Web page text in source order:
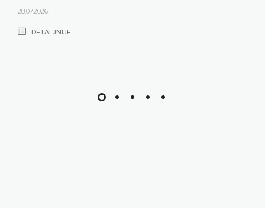
28.07.2026.
DETALJNIJE